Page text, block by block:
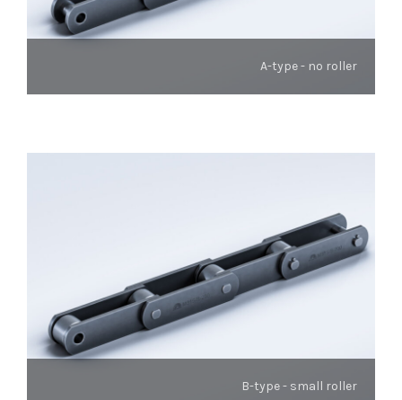
A-type - no roller
B-type - small roller